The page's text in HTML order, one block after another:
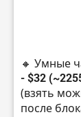
🔸 Умные
- $32
(взять
после